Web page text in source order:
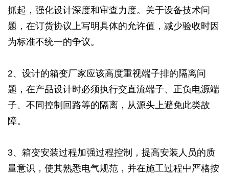
抓起，强化设计深度和审查力度。关于设备技术问
题，在订货协议上写明具体的允许值，减少验收时因
为标准不统一的争议。
2、设计的箱变厂家应该高度重视端子排的隔离问
题，在产品设计时必须执行交直流端子、正负电源端
子、不同控制回路等的隔离，从源头上避免此类故
障。
3、箱变安装过程加强过程控制，提高安装人员的质
量意识，使其熟悉电气规范，并在施工过程中严格按